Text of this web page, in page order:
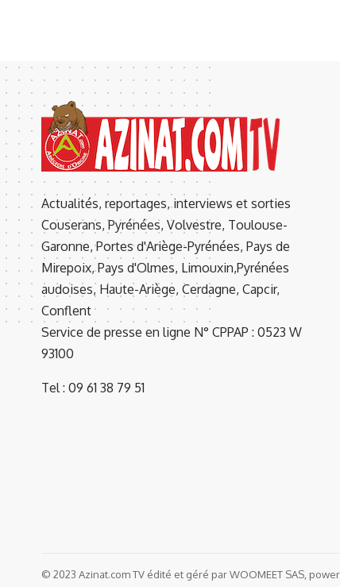
Actualités, reportages, interviews et sorties
Couserans, Pyrénées, Volvestre, Toulouse-
Garonne, Portes d'Ariège-Pyrénées, Pays de
Mirepoix, Pays d'Olmes, Limouxin,Pyrénées
audoises, Haute-Ariège, Cerdagne, Capcir,
Conflent
Service de presse en ligne N° CPPAP : 0523 W
93100
Tel : 09 61 38 79 51
© 2023 Azinat.com TV édité et géré par WOOMEET SAS,